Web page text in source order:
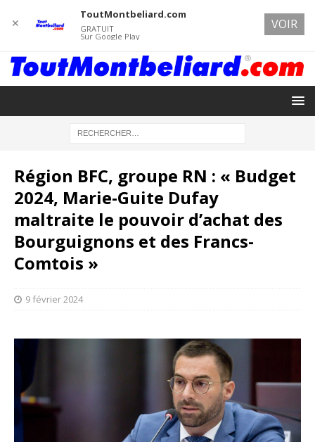
Région BFC, groupe RN : « Budget
2024, Marie-Guite Dufay
maltraite le pouvoir d’achat des
Bourguignons et des Francs-
Comtois »
9 février 2024
✕
ToutMontbeliard.com
GRATUIT
Sur Google Play
VOIR